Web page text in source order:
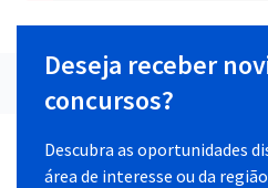
Deseja receber
concursos?
Descubra as oportunidades
área de interesse ou da